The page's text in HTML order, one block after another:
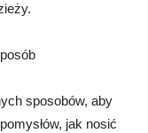
sposobów, aby
jak nosić